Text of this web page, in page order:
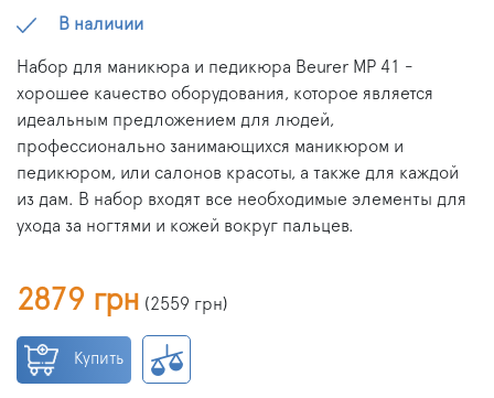
В наличии
Набор для маникюра и педикюра Beurer MP 41 -
хорошее качество оборудования, которое является
идеальным предложением для людей,
профессионально занимающихся маникюром и
педикюром, или салонов красоты, а также для каждой
из дам. В набор входят все необходимые элементы для
ухода за ногтями и кожей вокруг пальцев.
2879 грн (2559 грн)
Купить